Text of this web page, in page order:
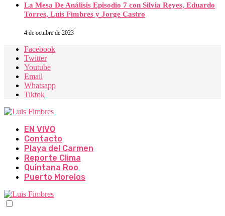
La Mesa De Análisis Episodio 7 con Silvia Reyes, Eduardo
Torres, Luis Fimbres y Jorge Castro
4 de octubre de 2023
Facebook
Twitter
Youtube
Email
Whatsapp
Tiktok
EN VIVO
Contacto
Playa del Carmen
Reporte Clima
Quintana Roo
Puerto Morelos